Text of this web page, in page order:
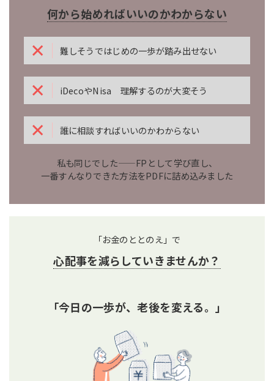
何から始めればいいのかわからない
難しそうではじめの一歩が踏み出せない
iDecoやNisa 理解するのが大変そう
誰に相談すればいいのかわからない
私も同じでした——FPとして学び直し、
一番すんなりできた方法をPDFに詰め込みました
「お金のととのえ」で
心配事を減らしていきませんか？
「今日の一歩が、老後を変える。」